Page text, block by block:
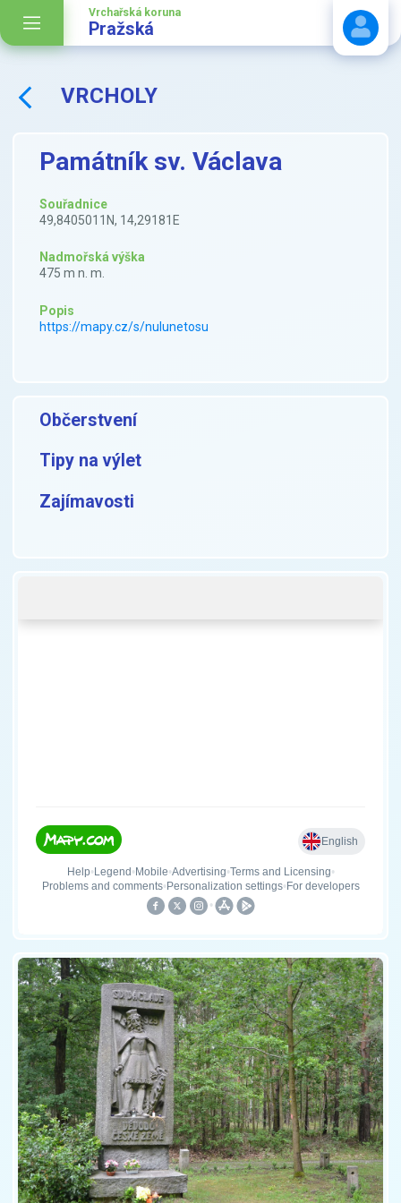
Vrchařská koruna
Pražská
VRCHOLY
Památník sv. Václava
Souřadnice
49,8405011N, 14,29181E
Nadmořská výška
475 m n. m.
Popis
https://mapy.cz/s/nulunetosu
Občerstvení
Tipy na výlet
Zajímavosti